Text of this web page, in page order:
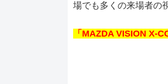
場でも多くの来場者の
「MAZDA VISION X-